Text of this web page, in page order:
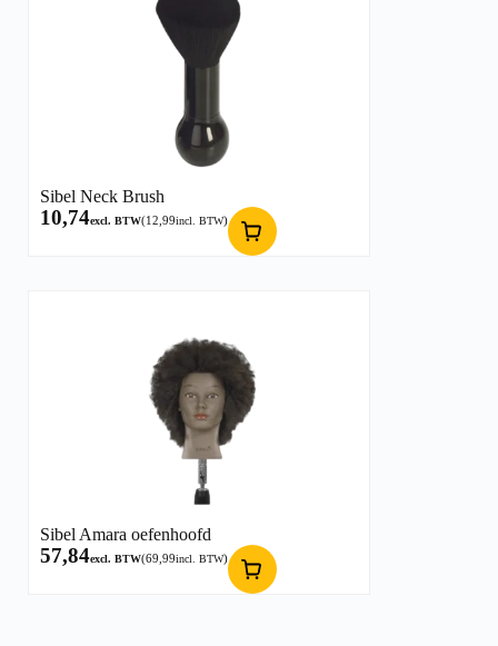
Sibel Neck Brush
10,74excl. BTW(12,99incl. BTW)
Sibel Amara oefenhoofd
57,84excl. BTW(69,99incl. BTW)